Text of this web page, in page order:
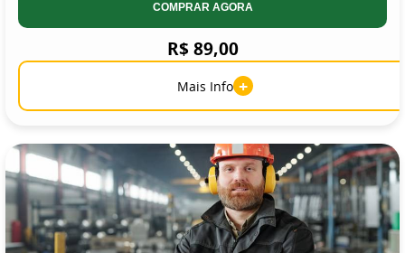
COMPRAR AGORA
R$ 89,00
Mais Info +